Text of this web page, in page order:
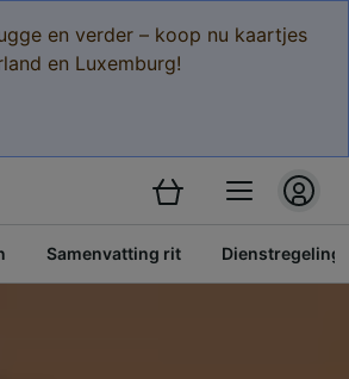
en verder – koop nu kaartjes
en Luxemburg!
Samenvatting rit Dienstregeling